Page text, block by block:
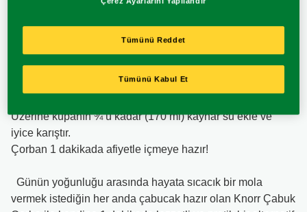
Lezzetli ve pratik Knorr Çabuk Kremalı Mantar tarifini
hazırlamak için şu üç basit adımı izlemen yeterli:
Üzerine kupanın ¾’ü kadar (170 ml) kaynar su ekle ve
iyice karıştır.
Çorban 1 dakikada afiyetle içmeye hazır!
Günün yoğunluğu arasında hayata sıcacık bir mola
vermek istediğin her anda çabucak hazır olan Knorr Çabuk
Tümünü Reddet
Tümünü Kabul Et